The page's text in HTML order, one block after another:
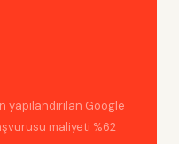
Google
maliyeti %62